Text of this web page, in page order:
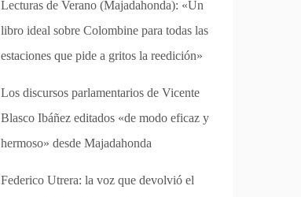
Lecturas de Verano (Majadahonda): «Un
libro ideal sobre Colombine para todas las
estaciones que pide a gritos la reedición»
Los discursos parlamentarios de Vicente
Blasco Ibáñez editados «de modo eficaz y
hermoso» desde Majadahonda
Federico Utrera: la voz que devolvió el